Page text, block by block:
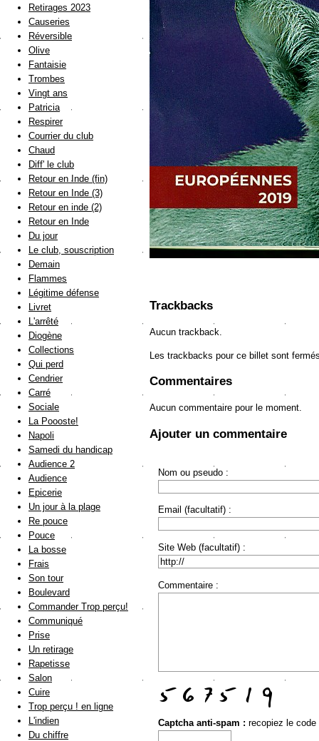
Trackbacks
Aucun trackback.
Les trackbacks pour ce billet sont
Commentaires
Aucun commentaire pour le moment.
Ajouter un commentaire
Nom ou pseudo :
Email (facultatif) :
Site Web (facultatif) :
Commentaire :
Captcha anti-spam : recopiez le code
Retirages 2023
Causeries
Réversible
Olive
Fantaisie
Trombes
Vingt ans
Patricia
Respirer
Courrier du club
Chaud
Diff' le club
Retour en Inde (fin)
Retour en Inde (3)
Retour en inde (2)
Retour en Inde
Du jour
Le club, souscription
Demain
Flammes
Légitime défense
Livret
L'arrêté
Diogène
Collections
Qui perd
Cendrier
Carré
Sociale
La Poooste!
Napoli
Samedi du handicap
Audience 2
Audience
Epicerie
Un jour à la plage
Re pouce
Pouce
La bosse
Frais
Son tour
Boulevard
Commander Trop perçu!
Communiqué
Prise
Un retirage
Rapetisse
Salon
Cuire
Trop perçu ! en ligne
L'indien
Du chiffre